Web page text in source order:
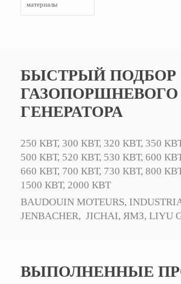
материалы
БЫСТРЫЙ ПОДБОР
ГАЗОПОРШНЕВОГО
ГЕНЕРАТОРА
250 КВТ, 300 КВТ, 320 КВТ, 350
500 КВТ, 520 КВТ, 530 КВТ, 600
660 КВТ, 700 КВТ, 730 КВТ, 800
1500 КВТ, 2000 КВТ
BAUDOUIN MOTEURS,
JENBACHER, JICHAI, ЯМЗ, LIYU
ВЫПОЛНЕННЫЕ